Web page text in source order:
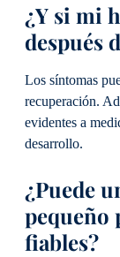
¿Y si mi
después
Los síntomas
recuperación.
evidentes a
desarrollo.
¿Puede
pequeño
fiables?